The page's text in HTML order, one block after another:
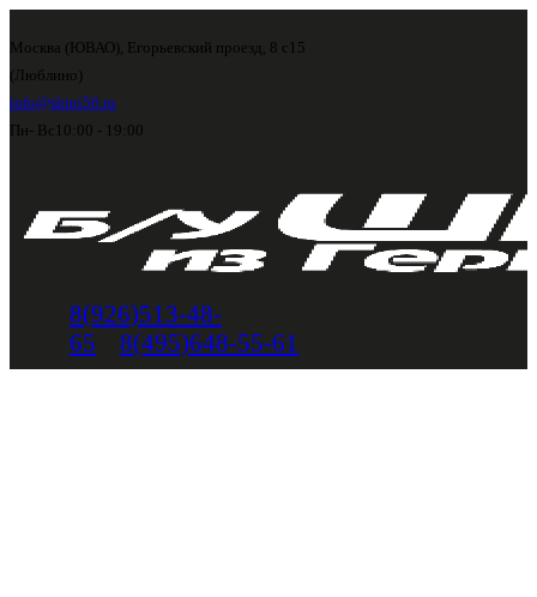
Москва (ЮВАО), Егорьевский проезд, 8 с15
(Люблино)
info@shini56.ru
Пн- Вс 10:00 - 19:00
8(926)513-48-
65
8(495)648-55-61